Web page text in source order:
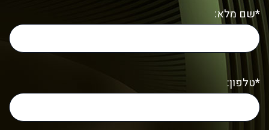
*שם מלא:
*טלפון: